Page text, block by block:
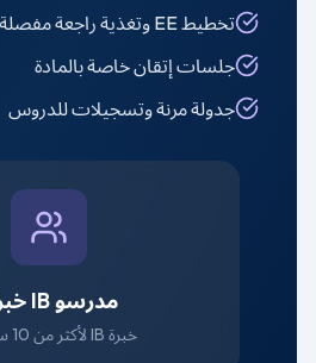
تخطيط EE وتغذية راجعة مفصلة
جلسات إتقان خاصة بالمادة
جدولة مرنة وتسجيلات للدروس
مدرسو IB خبراء
خبرة IB لأكثر من 10 سنوات